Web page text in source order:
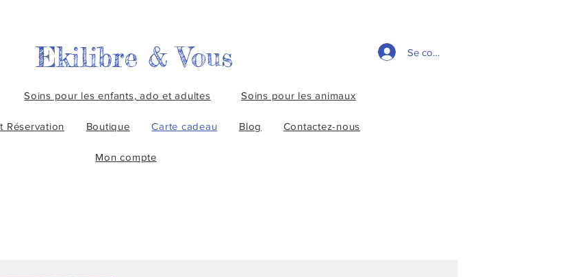
Ekilibre & Vous
Soins pour les enfants, ado et adultes Soins pour les animaux
Réservation Boutique Carte cadeau Blog Contactez-nous
Mon compte
Se connecter